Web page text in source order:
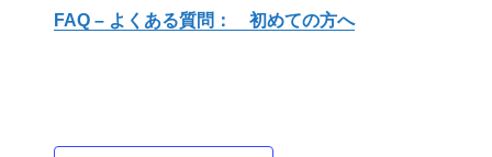
FAQ – よくある質問： 初めての方へ